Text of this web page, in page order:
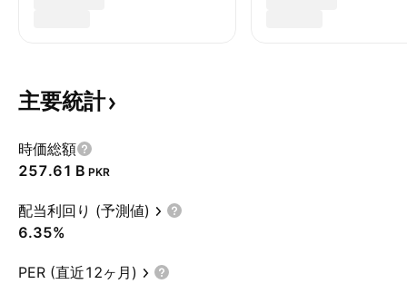
主要統計
時価総額
‪257.61 B‬ PKR
配当利回り (予測値)
6.35%
PER (直近12ヶ月)